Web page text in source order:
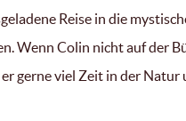
Reise in die
Wenn Colin nicht auf der
gerne viel Zeit in der Natur